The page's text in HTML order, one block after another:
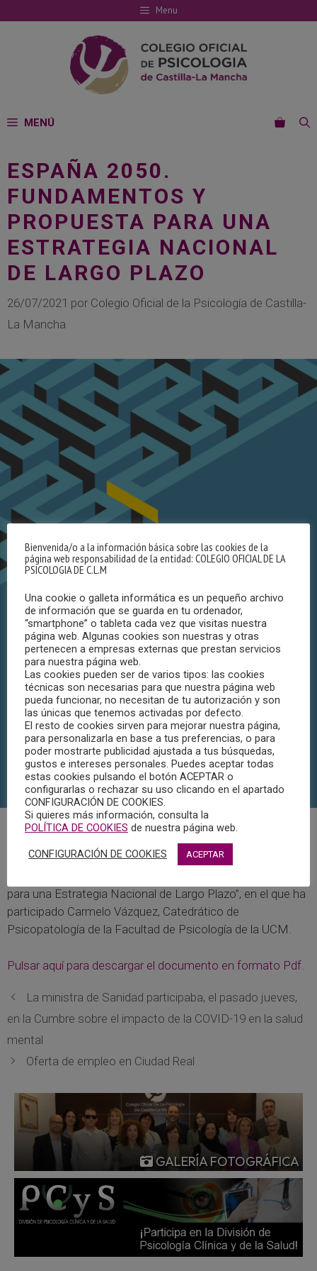
al
Menu
MENÚ
ESPAÑA 2050.
FUNDAMENTOS Y
PROPUESTA PARA UNA
ESTRATEGIA NACIONAL
DE LARGO PLAZO
26/07/2021 por Colegio Oficial de la Psicología de Castilla-
La Mancha
La Oficina Nacional de Prospectiva de Presidencia del
Gobierno de España, ha elaborado un informe sobre el
para una Estrategia Nacional de Largo Plazo”, en el que ha
participado Carmelo Vázquez, Catedrático de
Psicopatología de la Facultad de Psicología de la UCM.
Pulsar aquí para descargar el documento en formato Pdf.
La ministra de Sanidad participaba, el pasado jueves,
en la Cumbre sobre el impacto de la COVID-19 en la salud
mental
Oferta de empleo en Ciudad Real
GALERÍA FOTOGRÁFICA
Bienvenida/o a la información básica sobre las cookies de la
página web responsabilidad de la entidad: COLEGIO OFICIAL DE LA
PSICOLOGIA DE C.L.M
Una cookie o galleta informática es un pequeño archivo
de información que se guarda en tu ordenador,
“smartphone” o tableta cada vez que visitas nuestra
página web. Algunas cookies son nuestras y otras
pertenecen a empresas externas que prestan servicios
para nuestra página web.
Las cookies pueden ser de varios tipos: las cookies
técnicas son necesarias para que nuestra página web
pueda funcionar, no necesitan de tu autorización y son
las únicas que tenemos activadas por defecto.
El resto de cookies sirven para mejorar nuestra página,
para personalizarla en base a tus preferencias, o para
poder mostrarte publicidad ajustada a tus búsquedas,
gustos e intereses personales. Puedes aceptar todas
estas cookies pulsando el botón ACEPTAR o
configurarlas o rechazar su uso clicando en el apartado
CONFIGURACIÓN DE COOKIES.
Si quieres más información, consulta la
POLÍTICA DE COOKIES de nuestra página web.
CONFIGURACIÓN DE COOKIES ACEPTAR